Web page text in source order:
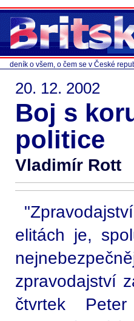
deník o všem, o čem se v České
20. 12. 2002
Boj s
politice
Vladimír Rott
elitách je,
zpravodajství
čtvrtek